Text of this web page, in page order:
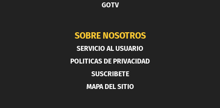
GOTV
SOBRE NOSOTROS
SERVICIO AL USUARIO
POLITICAS DE PRIVACIDAD
SUSCRIBETE
MAPA DEL SITIO